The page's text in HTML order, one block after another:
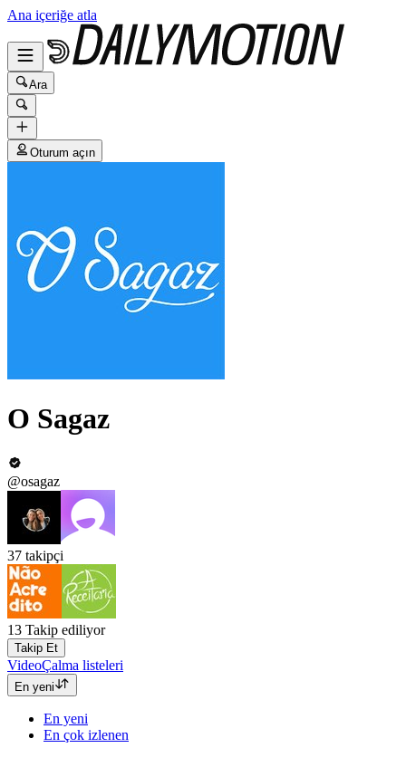
Ana içeriğe atla
Ara
Oturum açın
O Sagaz
@osagaz
37 takipçi
13 Takip ediliyor
Takip Et
VideoÇalma listeleri
En yeni
En yeni
En çok izlenen